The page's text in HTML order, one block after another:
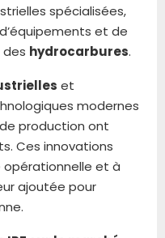
spécialisées,
et de
des hydrocarbures.
et
modernes
production ont
Ces innovations
opérationnelle et à
ajoutée pour